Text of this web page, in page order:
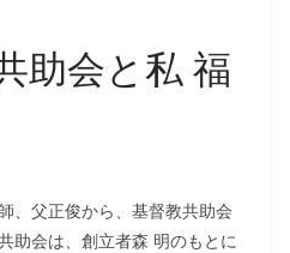
助会と私 福
、父正俊から、基督教共助会
助会は、創立者森 明のもとに